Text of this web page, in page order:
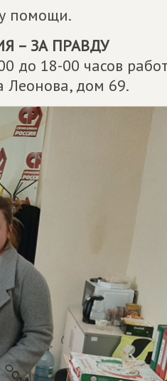
помощи.
– ЗА ПРАВДУ
до 18-00 часов
Леонова, дом 69.